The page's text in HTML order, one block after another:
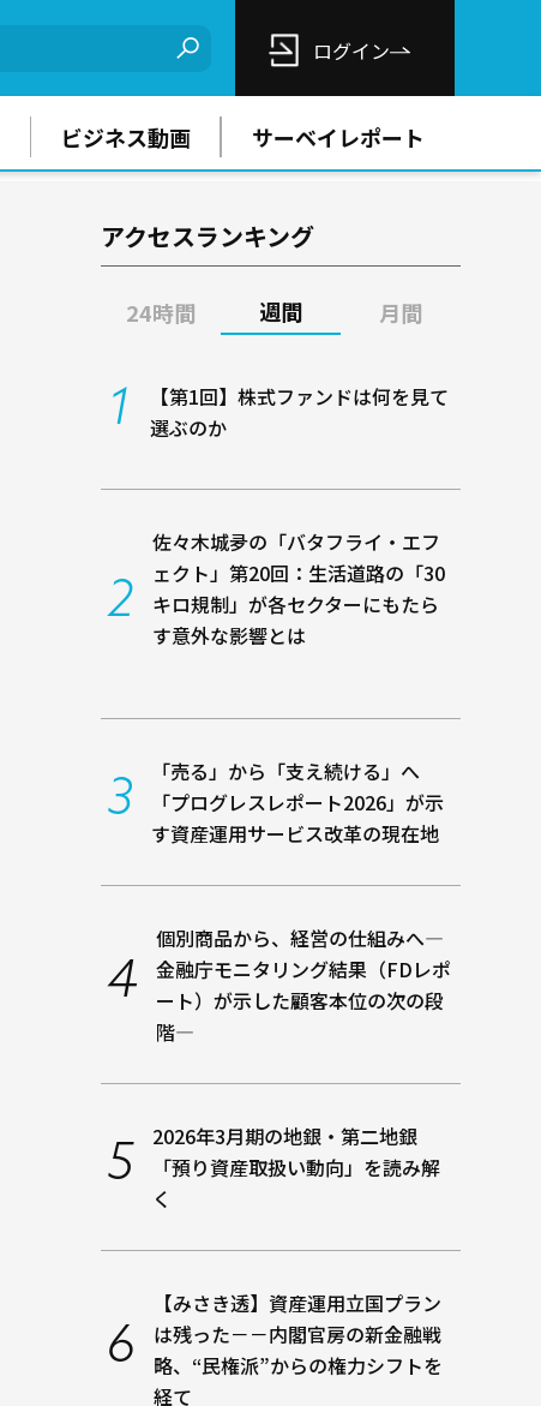
ログイン
ビジネス動画 サーベイレポート
アクセスランキング
24時間 週間 月間
【第1回】株式ファンドは何を見て
選ぶのか
佐々木城夛の「バタフライ・エフ
ェクト」第20回：生活道路の「30
キロ規制」が各セクターにもたら
す意外な影響とは
「売る」から「支え続ける」へ
――「プログレスレポート2026」が示
す資産運用サービス改革の現在地
個別商品から、経営の仕組みへ―
金融庁モニタリング結果（FDレポ
ート）が示した顧客本位の次の段
階―
2026年3月期の地銀・第二地銀
「預り資産取扱い動向」を読み解
く
【みさき透】資産運用立国プラン
は残った－－内閣官房の新金融戦
略、“民権派”からの権力シフトを
経て